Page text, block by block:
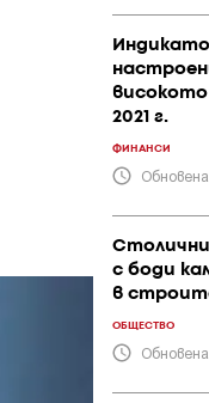
2021 г.
ФИНАНСИ
с боди
в
ОБЩЕСТВО